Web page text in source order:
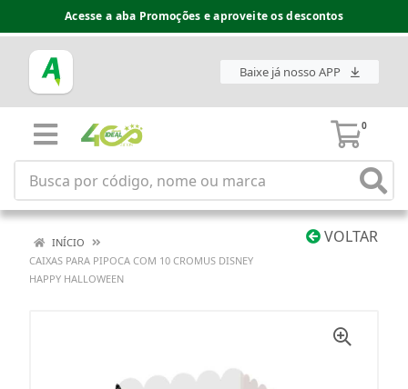
Acesse a aba Promoções e aproveite os descontos
Baixe já nosso APP
0
VOLTAR
INÍCIO
CAIXAS PARA PIPOCA COM 10 CROMUS DISNEY
HAPPY HALLOWEEN